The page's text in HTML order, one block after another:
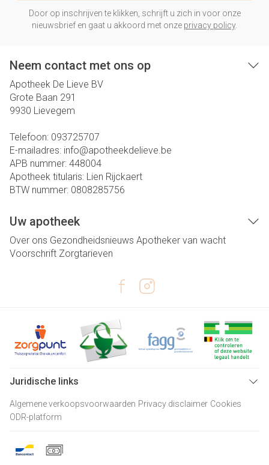
Door op inschrijven te klikken, schrijft u zich in voor onze
nieuwsbrief en gaat u akkoord met onze privacy policy.
Neem contact met ons op
Apotheek De Lieve BV
Grote Baan 291
9930 Lievegem
Telefoon: 093725707
E-mailadres: info@apotheekdelieve.be
APB nummer: 448004
Apotheek titularis: Lien Rijckaert
BTW nummer: 0808285756
Uw apotheek
Over ons Gezondheidsnieuws Apotheker van wacht
Voorschrift Zorgtarieven
Juridische links
Algemene verkoopsvoorwaarden Privacy disclaimer Cookies
ODR-platform